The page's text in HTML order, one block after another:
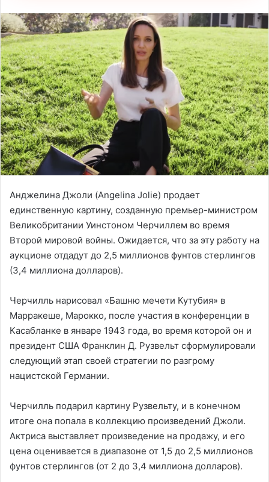
Анджелина Джоли (Angelina Jolie) продает
единственную картину, созданную премьер-министром
Великобритании Уинстоном Черчиллем во время
Второй мировой войны. Ожидается, что за эту работу на
аукционе отдадут до 2,5 миллионов фунтов стерлингов
(3,4 миллиона долларов).
Черчилль нарисовал «Башню мечети Кутубия» в
Марракеше, Марокко, после участия в конференции в
Касабланке в январе 1943 года, во время которой он и
президент США Франклин Д. Рузвельт сформулировали
следующий этап своей стратегии по разгрому
нацистской Германии.
Черчилль подарил картину Рузвельту, и в конечном
итоге она попала в коллекцию произведений Джоли.
Актриса выставляет произведение на продажу, и его
цена оценивается в диапазоне от 1,5 до 2,5 миллионов
фунтов стерлингов (от 2 до 3,4 миллиона долларов).